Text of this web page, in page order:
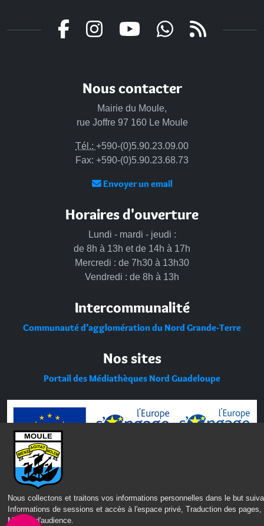
Nous collectons et traitons vos informations personnelles dans le but
Informations de sessions et accès à l'espace privé, Traduction des pages,
Mesure d'audience.
Nous contacter
Mairie du Moule,
rue Joffre 97 160 Le Moule
Tél.: +590-(0)5.90.23.09.00
Fax: +590-(0)5.90.23.68.73
Envoyer un email
Horaires d'ouverture
Lundi - mardi - jeudi :
de 8h à 13h et de 14h à 17h
Mercredi : de 7h30 à 13h30
Vendredi : de 8h à 13h
Intercommunalité
Communauté d’agglomération du Nord Grande-Terre
Nos sites
Portail des Médiathèques Nord Guadeloupe